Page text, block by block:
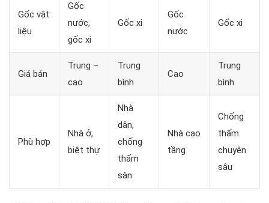
Gốc vật
liệu
Gốc
nước,
gốc xi
Gốc xi
Gốc
nước
Gốc xi
Giá bán
Trung –
cao
Trung
bình
Cao
Trung
bình
Phù hợp
Nhà ở,
biệt thự
Nhà
dân,
chống
thấm
sàn
Nhà cao
tầng
Chống
thấm
chuyên
sâu